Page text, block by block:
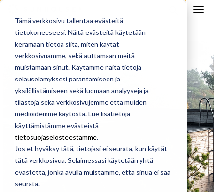
Tämä verkkosivu tallentaa evästeitä
tietokoneeseesi. Näitä evästeitä käytetään
kerämään tietoa siitä, miten käytät
verkkosivuamme, sekä auttamaan meitä
muistamaan sinut. Käytämme näitä tietoja
selauselämyksesi parantamiseen ja
yksilöllistämiseen sekä luomaan analyyseja ja
tilastoja sekä verkkosivujemme että muiden
medioidemme käytöstä. Lue lisätietoja
käyttämistämme evästeistä
tietosuojaselosteestamme.
Jos et hyväksy tätä, tietojasi ei seurata, kun käytät
tätä verkkosivua. Selaimessasi käytetään yhtä
evästettä, jonka avulla muistamme, että sinua ei saa
seurata.